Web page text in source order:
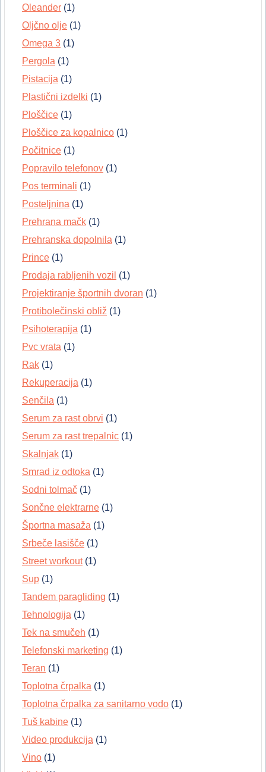
Oleander (1)
Oljčno olje (1)
Omega 3 (1)
Pergola (1)
Pistacija (1)
Plastični izdelki (1)
Ploščice (1)
Ploščice za kopalnico (1)
Počitnice (1)
Popravilo telefonov (1)
Pos terminali (1)
Posteljnina (1)
Prehrana mačk (1)
Prehranska dopolnila (1)
Prince (1)
Prodaja rabljenih vozil (1)
Projektiranje športnih dvoran (1)
Protibolečinski obliž (1)
Psihoterapija (1)
Pvc vrata (1)
Rak (1)
Rekuperacija (1)
Senčila (1)
Serum za rast obrvi (1)
Serum za rast trepalnic (1)
Skalnjak (1)
Smrad iz odtoka (1)
Sodni tolmač (1)
Sončne elektrarne (1)
Športna masaža (1)
Srbeče lasišče (1)
Street workout(1)
Sup (1)
Tandem paragliding (1)
Tehnologija (1)
Tek na smučeh (1)
Telefonski marketing (1)
Teran (1)
Toplotna črpalka (1)
Toplotna črpalka za sanitarno vodo (1)
Tuš kabine (1)
Video produkcija (1)
Vino (1)